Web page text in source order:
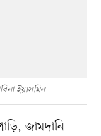
ইয়াসমিন
জামদানি